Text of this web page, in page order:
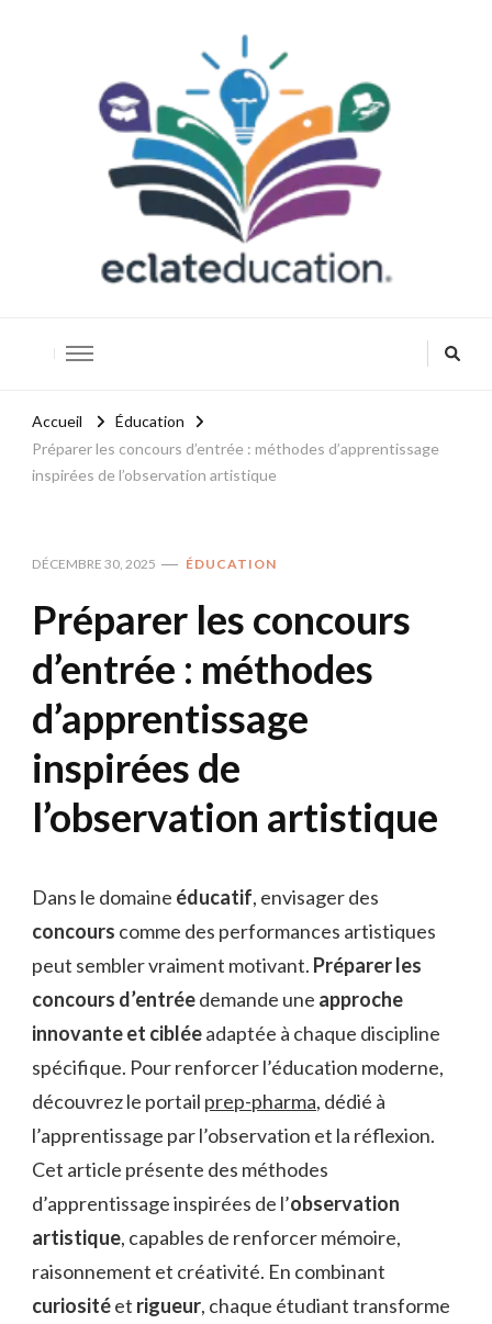
Accueil
Éducation
Préparer les concours d’entrée : méthodes d’apprentissage
inspirées de l’observation artistique
DÉCEMBRE 30, 2025 ÉDUCATION
Préparer les concours
d’entrée : méthodes
d’apprentissage
inspirées de
l’observation artistique
Dans le domaine éducatif, envisager des
concours comme des performances artistiques
peut sembler vraiment motivant. Préparer les
concours d’entréedemande une approche
innovante et cibléeadaptée à chaque discipline
spécifique. Pour renforcer l’éducation moderne,
découvrez le portail prep-pharma, dédié à
l’apprentissage par l’observation et la réflexion.
Cet article présente des méthodes
d’apprentissage inspirées de l’observation
artistique, capables de renforcer mémoire,
raisonnement et créativité. En combinant
curiositéet rigueur, chaque étudiant transforme